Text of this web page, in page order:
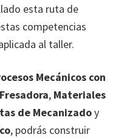
esta ruta de
competencias
al taller.
Mecánicos con
, Materiales
de Mecanizadoy
, podrás construir